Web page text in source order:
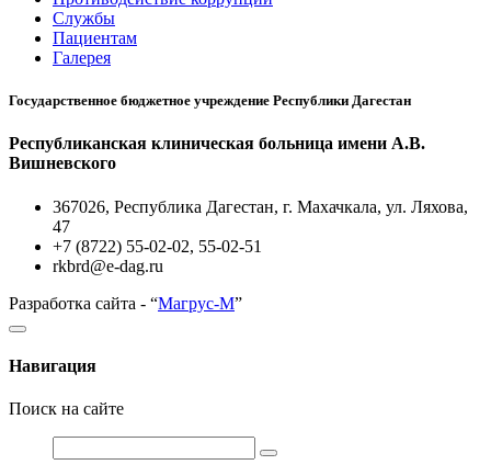
Службы
Пациентам
Галерея
Государственное бюджетное учреждение Республики Дагестан
Республиканская клиническая больница имени А.В.
Вишневского
367026, Республика Дагестан, г. Махачкала, ул. Ляхова,
47
+7 (8722) 55-02-02, 55-02-51
rkbrd@e-dag.ru
Разработка сайта - “Магрус-М”
Навигация
Поиск на сайте